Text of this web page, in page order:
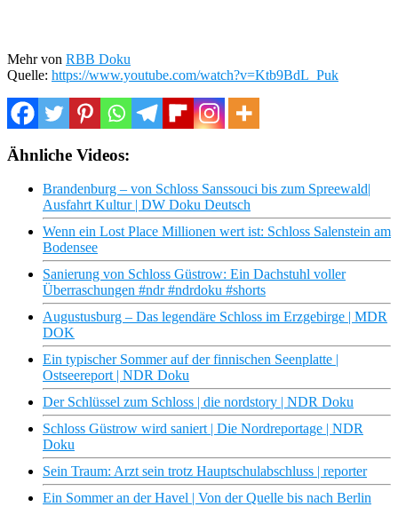
Mehr von RBB Doku
Quelle: https://www.youtube.com/watch?v=Ktb9BdL_Puk
Ähnliche Videos:
Brandenburg – von Schloss Sanssouci bis zum Spreewald|
Ausfahrt Kultur | DW Doku Deutsch
Wenn ein Lost Place Millionen wert ist: Schloss Salenstein am
Bodensee
Sanierung von Schloss Güstrow: Ein Dachstuhl voller
Überraschungen #ndr #ndrdoku #shorts
Augustusburg – Das legendäre Schloss im Erzgebirge | MDR
DOK
Ein typischer Sommer auf der finnischen Seenplatte |
Ostseereport | NDR Doku
Der Schlüssel zum Schloss | die nordstory | NDR Doku
Schloss Güstrow wird saniert | Die Nordreportage | NDR
Doku
Sein Traum: Arzt sein trotz Hauptschulabschluss | reporter
Ein Sommer an der Havel | Von der Quelle bis nach Berlin